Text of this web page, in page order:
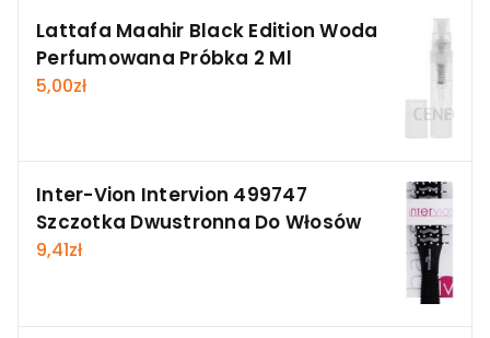
Lattafa Maahir Black Edition Woda
Perfumowana Próbka 2 Ml
5,00zł
Inter-Vion Intervion 499747
Szczotka Dwustronna Do Włosów
9,41zł